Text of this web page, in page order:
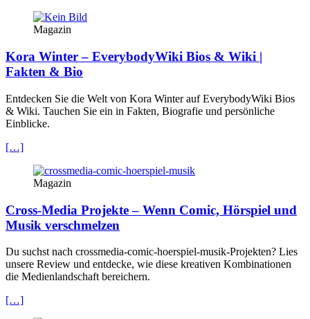
Magazin
Kora Winter – EverybodyWiki Bios & Wiki |
Fakten & Bio
Entdecken Sie die Welt von Kora Winter auf EverybodyWiki Bios
& Wiki. Tauchen Sie ein in Fakten, Biografie und persönliche
Einblicke.
[…]
Magazin
Cross-Media Projekte – Wenn Comic, Hörspiel und
Musik verschmelzen
Du suchst nach crossmedia-comic-hoerspiel-musik-Projekten? Lies
unsere Review und entdecke, wie diese kreativen Kombinationen
die Medienlandschaft bereichern.
[…]